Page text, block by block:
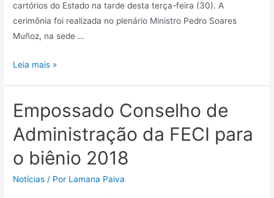
cartórios do Estado na tarde desta terça-feira (30). A
cerimônia foi realizada no plenário Ministro Pedro Soares
Muñoz, na sede …
Leia mais »
Empossado Conselho de
Administração da FECI para
o biênio 2018
Notícias / Por Lamana Paiva